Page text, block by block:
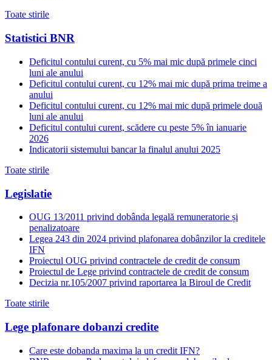
Toate stirile
Statistici BNR
Deficitul contului curent, cu 5% mai mic după primele cinci
luni ale anului
Deficitul contului curent, cu 12% mai mic după prima treime a
anului
Deficitul contului curent, cu 12% mai mic după primele două
luni ale anului
Deficitul contului curent, scădere cu peste 5% în ianuarie
2026
Indicatorii sistemului bancar la finalul anului 2025
Toate stirile
Legislatie
OUG 13/2011 privind dobânda legală remuneratorie și
penalizatoare
Legea 243 din 2024 privind plafonarea dobânzilor la creditele
IFN
Proiectul OUG privind contractele de credit de consum
Proiectul de Lege privind contractele de credit de consum
Decizia nr.105/2007 privind raportarea la Biroul de Credit
Toate stirile
Lege plafonare dobanzi credite
Care este dobanda maxima la un credit IFN?